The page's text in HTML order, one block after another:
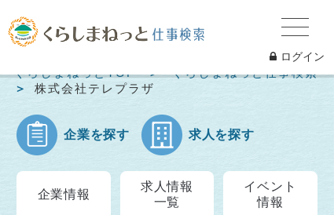
ログイン
くらしまねっとTOP
くらしまねっと仕事検索
株式会社テレプラザ
企業を探す 求人を探す
企業情報
求人情報
一覧
イベント
情報